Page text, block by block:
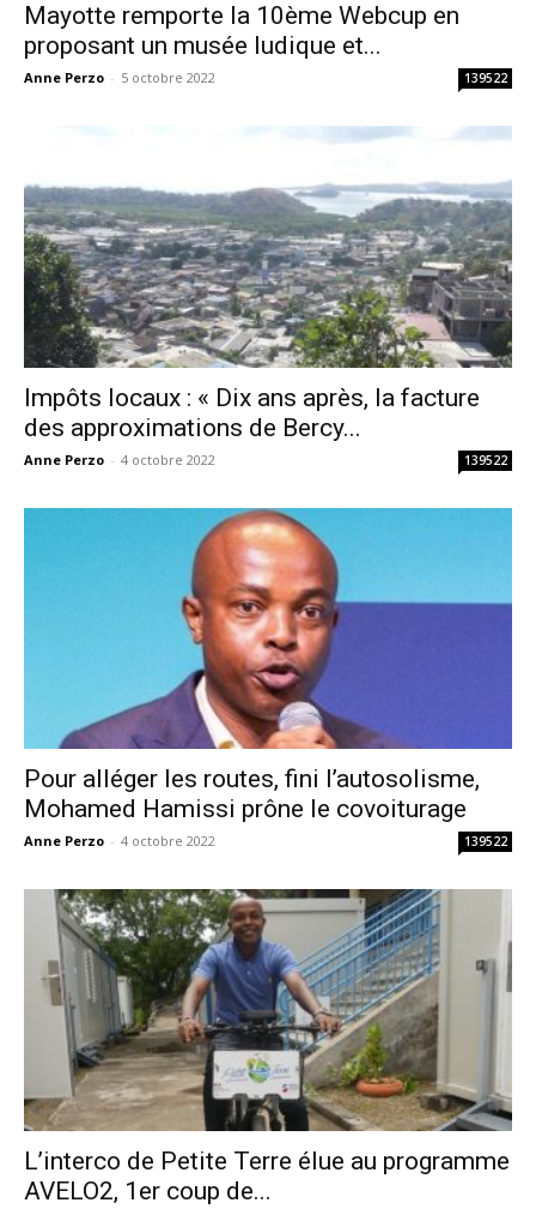
Mayotte remporte la 10ème Webcup en
proposant un musée ludique et...
Anne Perzo - 5 octobre 2022 139522
Impôts locaux : « Dix ans après, la facture
des approximations de Bercy...
Anne Perzo - 4 octobre 2022 139522
Pour alléger les routes, fini l’autosolisme,
Mohamed Hamissi prône le covoiturage
Anne Perzo - 4 octobre 2022 139522
L’interco de Petite Terre élue au programme
AVELO2, 1er coup de...